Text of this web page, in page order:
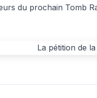
du prochain Tomb